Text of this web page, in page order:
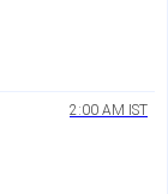
2:00 AM IST